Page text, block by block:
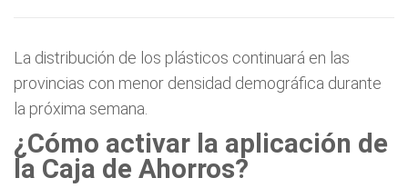
La distribución de los plásticos continuará en las
provincias con menor densidad demográfica durante
la próxima semana.
¿Cómo activar la aplicación de
la Caja de Ahorros?